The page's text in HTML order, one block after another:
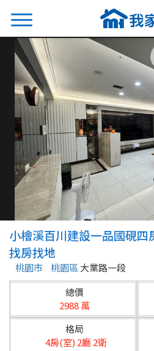
熱門關鍵
2026 台北降價好屋限量釋出
2026
2026 台中降價好屋限量釋出
2026
2026 高雄降價好屋限量釋出
縣市
台北市
基隆市
新北市
區
小檜溪百川建設一品國硯四
找房找地
桃園市 桃園區 大業路一段
總價
2988 萬
格局
4房(室) 2廳 2衛